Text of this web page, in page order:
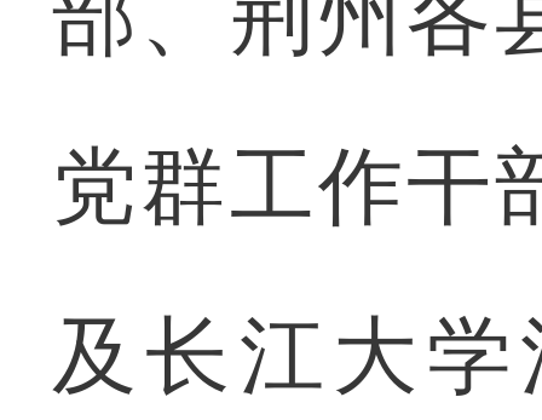
党群工作干
及长江大